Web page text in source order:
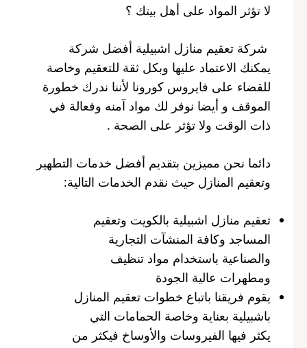
لا تؤثر المواد على أهل بيتك ؟
شركة تعقيم منازل اشبيلية أفضل شركة
يمكنك الاعتماد عليها وبكل ثقة للتعقيم وخاصة
للقضاء على فايروس كورونا لأننا ندرك خطورة
الموقف و أيضا نوفر لك مواد آمنه وفعالة في
ذات الوقت ولا تؤثر على الصحة .
دائما نحن مميزين بتقديم أفضل خدمات التطهير
وتعقيم المنازل حيث نقدم الخدمات التالية:
تعقيم منازل اشبيلية بالكويت وتعقيم
المساجد وكافة المنشآت التجارية
والصناعية باستخدام مواد تنظيف
ومطهرات عالية الجودة
يقوم فريقنا باتباع خطوات تعقيم المنازل
باشبيلية بعناية وخاصة الحمامات التي
يكثر فيها الفيروسات والأوساخ فيكثر من